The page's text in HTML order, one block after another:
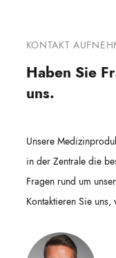
KONTAKT
Haben Sie
uns.
Unsere
in der Zentrale die
Fragen rund um
Kontaktieren Sie